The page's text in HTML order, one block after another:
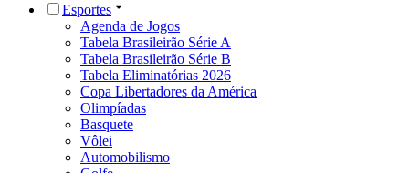
Esportes
Agenda de Jogos
Tabela Brasileirão Série A
Tabela Brasileirão Série B
Tabela Eliminatórias 2026
Copa Libertadores da América
Olimpíadas
Basquete
Vôlei
Automobilismo